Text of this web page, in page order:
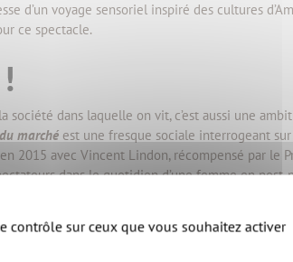
d’un voyage sensoriel inspiré des cultures
ce spectacle.
dans laquelle on vit, c’est aussi une
marché est une fresque sociale interrogeant
2015 avec Vincent Lindon, récompensé par le
dans le quotidien d’une femme en post-
cœur du spectacle de danse
, où cinq
fragilisation des droits.
le début des années 2000 : l’affaire
contrôle sur ceux que vous souhaitez activer